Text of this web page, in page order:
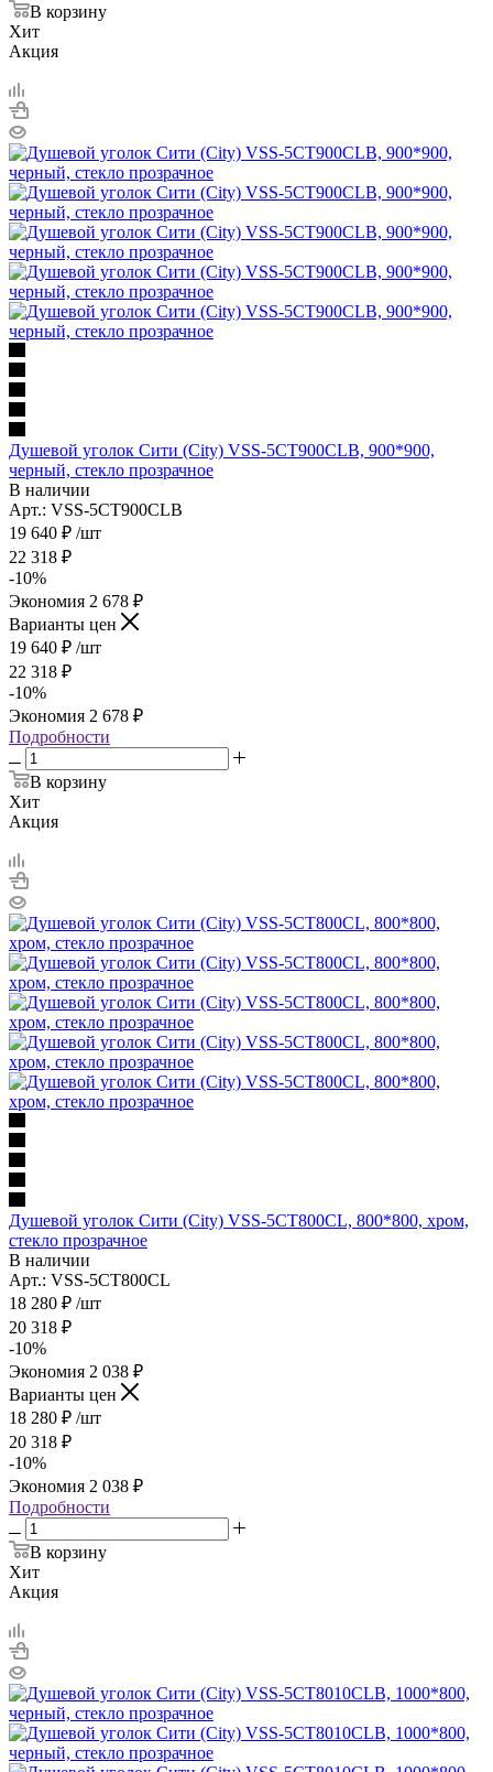
В корзину
Хит
Акция
Душевой уголок Сити (City) VSS-5CT900CLB, 900*900,
черный, стекло прозрачное
В наличии
Арт.: VSS-5CT900CLB
19 640 ₽ /шт
22 318 ₽
-10%
Экономия 2 678 ₽
Варианты цен
19 640 ₽ /шт
22 318 ₽
-10%
Экономия 2 678 ₽
Подробности
В корзину
Хит
Акция
Душевой уголок Сити (City) VSS-5CT800CL, 800*800, хром,
стекло прозрачное
В наличии
Арт.: VSS-5CT800CL
18 280 ₽ /шт
20 318 ₽
-10%
Экономия 2 038 ₽
Варианты цен
18 280 ₽ /шт
20 318 ₽
-10%
Экономия 2 038 ₽
Подробности
В корзину
Хит
Акция